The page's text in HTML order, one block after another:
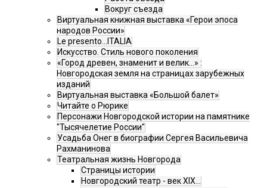
Вокруг съезда
Виртуальная книжная выставка «Герои эпоса
народов России»
Le presento...ITALIA
Искусство. Стиль нового поколения
«Город древен, знаменит и велик…» :
Новгородская земля на страницах зарубежных
изданий
Виртуальная выставка «Большой балет»
Читайте о Рюрике
Персонажи Новгородской истории на памятнике
"Тысячелетие России"
Усадьба Онег в биографии Сергея Васильевича
Рахманинова
Театральная жизнь Новгорода
Страницы истории
Новгородский театр - век XIX…